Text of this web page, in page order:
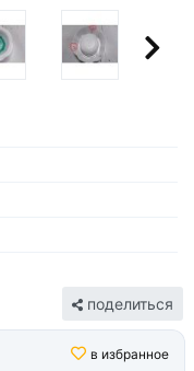
поделиться
в избранное